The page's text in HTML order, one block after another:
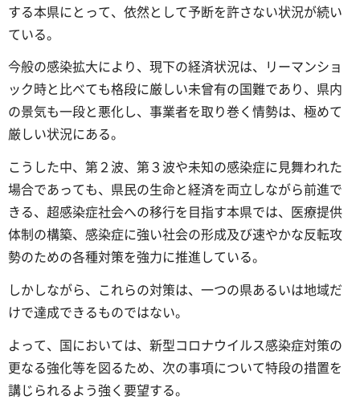
する本県にとって、依然として予断を許さない状況が続い
ている。
今般の感染拡大により、現下の経済状況は、リーマンショ
ック時と比べても格段に厳しい未曾有の国難であり、県内
の景気も一段と悪化し、事業者を取り巻く情勢は、極めて
厳しい状況にある。
こうした中、第２波、第３波や未知の感染症に見舞われた
場合であっても、県民の生命と経済を両立しながら前進で
きる、超感染症社会への移行を目指す本県では、医療提供
体制の構築、感染症に強い社会の形成及び速やかな反転攻
勢のための各種対策を強力に推進している。
しかしながら、これらの対策は、一つの県あるいは地域だ
けで達成できるものではない。
よって、国においては、新型コロナウイルス感染症対策の
更なる強化等を図るため、次の事項について特段の措置を
講じられるよう強く要望する。